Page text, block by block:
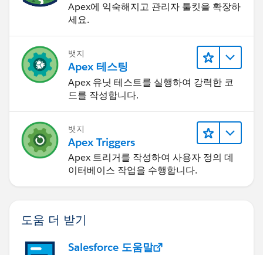
Apex에 익숙해지고 관리자 툴킷을 확장하
세요.
뱃지
Apex 테스팅
Apex 유닛 테스트를 실행하여 강력한 코
드를 작성합니다.
뱃지
Apex Triggers
Apex 트리거를 작성하여 사용자 정의 데
이터베이스 작업을 수행합니다.
도움 더 받기
Salesforce 도움말